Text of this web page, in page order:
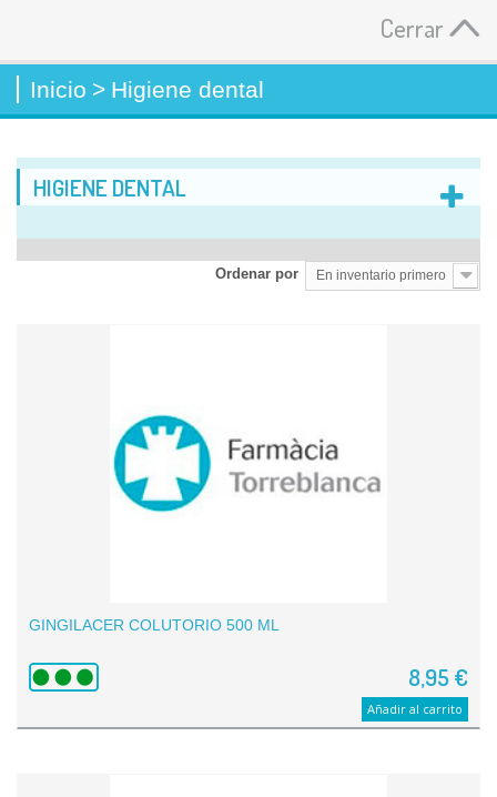
Cerrar
Inicio > Higiene dental
HIGIENE DENTAL
Ordenar por En inventario primero
GINGILACER COLUTORIO 500 ML
8,95 €
Añadir al carrito